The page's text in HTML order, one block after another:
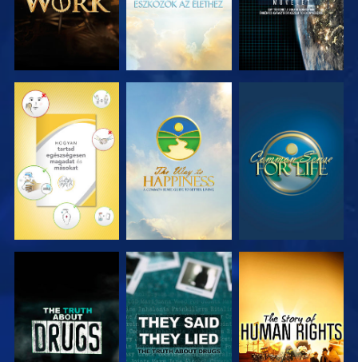
MŰSORNÉZÉS MŰSORNÉZÉS MŰSORNÉZÉS
MŰSORNÉZÉS MŰSORNÉZÉS